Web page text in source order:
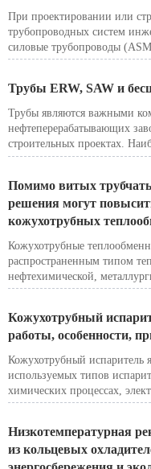
При проектировании или
трубопроводных систем
силовые трубопроводы
трубопроводы (ASME B31.3).
применения, коэффициенты
существенно различаются.
возможность
силовых трубопроводов. В
различия между B31.1 и
Трубы ERW, SAW и
Трубы являются важными
нефтеперерабатывающих
строительных проектах.
(электросварные), SAW
преимущества и
различных применений.
выбора материала, контроля
Помимо витых
решения могут
кожухотрубных
Кожухотрубные
распространенным типом
нефтехимической,
промышленности. Их
Однако традиционная
ограничения в отношении
Кожухотрубный
работы, особенности,
Кожухотрубный испаритель
используемых типов
химических процессах,
вентиляции и
хладагентом и водой —
испаряться. Благодаря
Низкотемпературная
из кольцевых